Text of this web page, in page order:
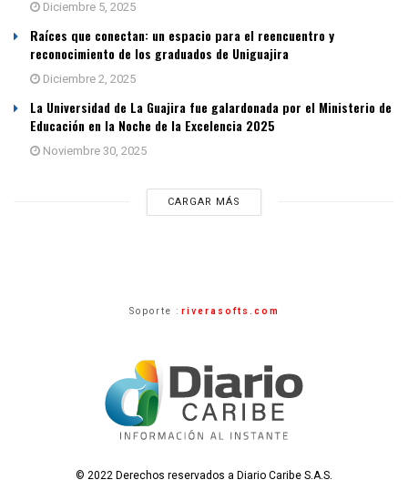
Diciembre 5, 2025
Raíces que conectan: un espacio para el reencuentro y
reconocimiento de los graduados de Uniguajira
Diciembre 2, 2025
La Universidad de La Guajira fue galardonada por el Ministerio de
Educación en la Noche de la Excelencia 2025
Noviembre 30, 2025
CARGAR MÁS
Soporte : riverasofts.com
© 2022 Derechos reservados a Diario Caribe S.A.S.